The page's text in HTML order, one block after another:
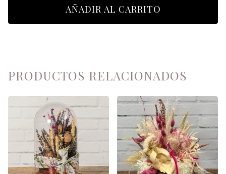
AÑADIR AL CARRITO
PRODUCTOS RELACIONADOS